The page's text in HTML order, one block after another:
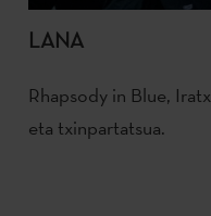
LANA
Rhapsody in Blue,
eta txinpartatsua.